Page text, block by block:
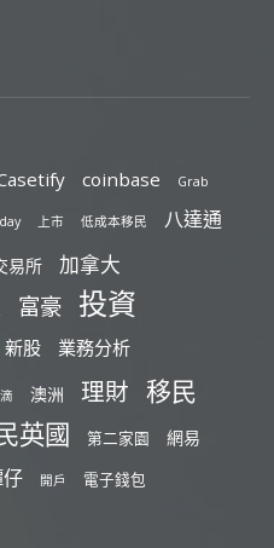
coinbase Grab
上市 低成本移民 八達通
易所 加拿大
富豪 投資
新股 業務分析
澳洲 理財 移民
英國 第二家園 網易
開戶 電子錢包